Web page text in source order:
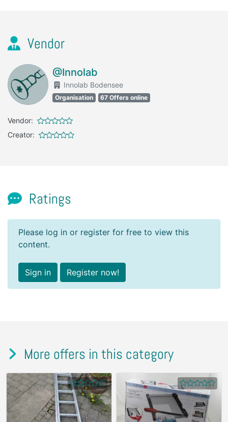
Vendor
@Innolab
Innolab Bodensee
Organisation 67 Offers online
Vendor:
Creator:
Ratings
Please log in or register for free to view this
content.
Sign in Register now!
More offers in this category